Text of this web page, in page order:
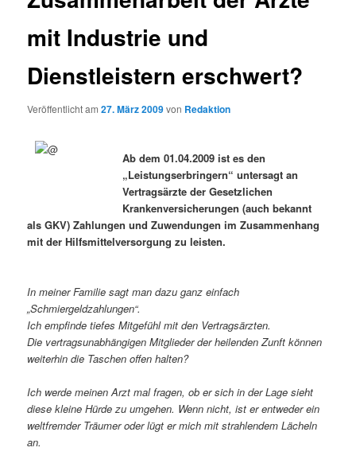
mit Industrie und
Dienstleistern erschwert?
Veröffentlicht am27. März 2009von Redaktion
Ab dem 01.04.2009 ist es den
„Leistungserbringern“ untersagt an
Vertragsärzte der Gesetzlichen
Krankenversicherungen (auch bekannt
als GKV) Zahlungen und Zuwendungen im Zusammenhang
mit der Hilfsmittelversorgung zu leisten.
In meiner Familie sagt mandazu ganz einfach
„Schmiergeldzahlungen“.
Ich empfinde tiefes Mitgefühl mit den Vertragsärzten.
Die vertragsunabhängigen Mitglieder der heilenden Zunft können
weiterhin die Taschen offen halten?
Ich werde meinen Arzt mal fragen, ob er sich in der Lage sieht
diese kleine Hürde zu umgehen. Wenn nicht, ist er entweder ein
weltfremder Träumer oder lügt er mich mit strahlendem Lächeln
an.